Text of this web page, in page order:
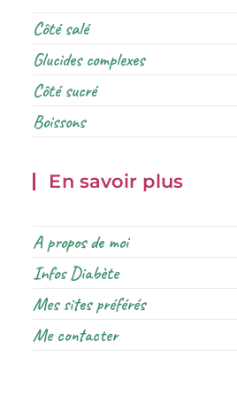
Côté salé
Glucides complexes
Côté sucré
Boissons
En savoir plus
A propos de moi
Infos Diabète
Mes sites préférés
Me contacter